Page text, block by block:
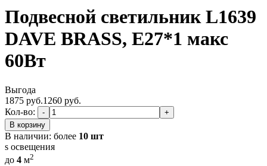
Подвесной светильник L1639
DAVE BRASS, E27*1 макс
60Вт
Выгода
1875 руб.1260 руб.
Кол-во:
-
+
В корзину
В наличии: более 10 шт
s освещения
до 4 м2